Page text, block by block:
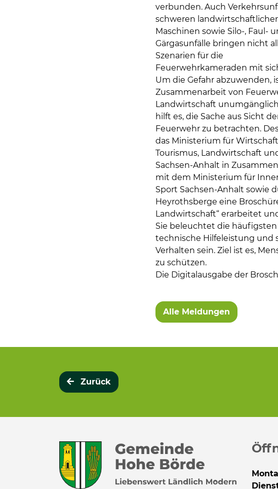
verbunden. Auch
schweren
Maschinen sowie Silo-, Faul-
Gärgasunfälle bringen nicht
Szenarien für die
Feuerwehrkameraden mit
Um die Gefahr abzuwenden,
Zusammenarbeit von
Landwirtschaft
hilft es, die Sache aus Sicht
Feuerwehr zu betrachten.
das Ministerium für
Tourismus, Landwirtschaft
Sachsen-Anhalt in
mit dem Ministerium für
Sport Sachsen-Anhalt sowie
Heyrothsberge eine
Landwirtschaft“ erarbeitet
Sie beleuchtet die
technische Hilfeleistung und
Verhalten sein. Ziel ist es,
zu schützen.
Die Digitalausgabe der
Weitere
Alle Meldungen
Zurück